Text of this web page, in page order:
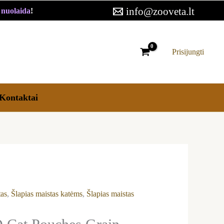
! info@zooveta.lt
Prisijungti
, Šlapias maistas katėms, Šlapias maistas
through
17,59 €